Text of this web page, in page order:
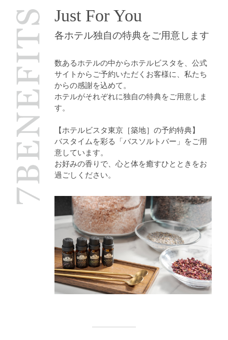
Just For You
各ホテル独自の特典をご用意します
数あるホテルの中からホテルビスタを、公式
サイトからご予約いただくお客様に、私たち
からの感謝を込めて。
ホテルがそれぞれに独自の特典をご用意しま
す。
【ホテルビスタ東京［築地］の予約特典】
バスタイムを彩る「バスソルトバー」をご用
意しています。
お好みの香りで、心と体を癒すひとときをお
過ごしください。